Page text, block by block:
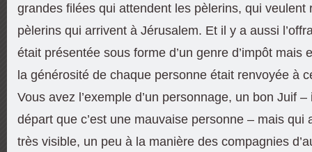
grandes filées qui attendent les pèlerins, qui veulent
pèlerins qui arrivent à Jérusalem. Et il y a aussi
était présentée sous forme d’un genre d’impôt mais
la générosité de chaque personne était renvoyée à
Vous avez l’exemple d’un personnage, un bon Juif
départ que c’est une mauvaise personne – mais qui
très visible, un peu à la manière des compagnies